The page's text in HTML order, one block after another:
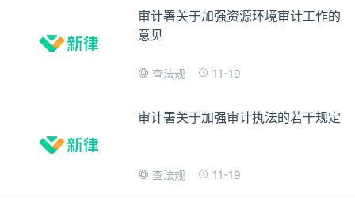
审计署关于加强资源环境审计工作的
意见
查法规 11-19
审计署关于加强审计执法的若干规定
查法规 11-19